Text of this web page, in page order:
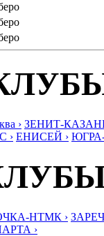
› ЗЕНИТ-
› ЕНИСЕЙ ›
НТМК ›
›